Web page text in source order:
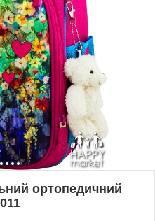
ортопедичний